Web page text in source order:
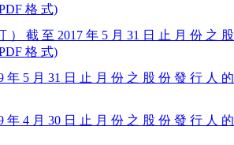
格 式)
） 截 至 2017 年 5 月 31 日 止 月 份 之
格 式)
年 5 月 31 日 止 月 份 之 股 份 發 行 人
年 4 月 30 日 止 月 份 之 股 份 發 行 人